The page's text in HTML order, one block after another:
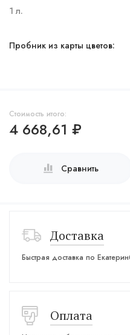
1 л.
Пробник из карты цветов:
Стоимость итого:
4 668,61 ₽
Сравнить
Доставка
Быстрая доставка по
Оплата